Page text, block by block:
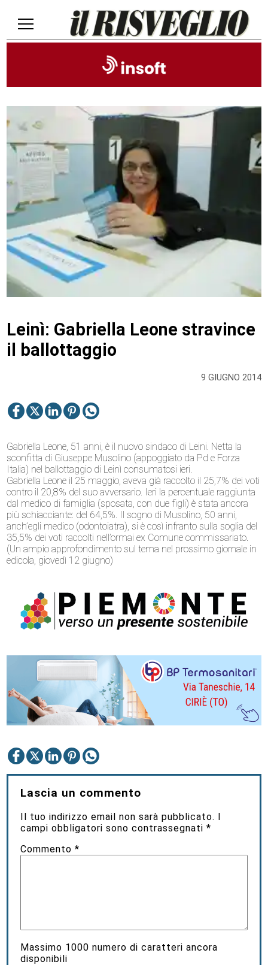
9 GIUGNO 2014
Leinì: Gabriella Leone stravince
il ballottaggio
Gabriella Leone, 51 anni, è il nuovo sindaco di Leini. Netta la
sconfitta di Giuseppe Musolino (appoggiato da Pd e Forza
Italia) nel ballottaggio di Leinì consumatosi ieri.
Gabriella Leone il 25 maggio, aveva già raccolto il 25,7% dei voti
contro il 20,8% del suo avversario. Ieri la percentuale raggiunta
dal medico di famiglia (sposata, con due figli) è stata ancora
più schiacciante: del 64,5%. Il sogno di Musolino, 50 anni,
anch’egli medico (odontoiatra), si è così infranto sulla soglia del
35,5% dei voti raccolti nell’ormai ex Comune commissariato.
(Un ampio approfondimento sul tema nel prossimo giornale in
edicola, giovedì 12 giugno)
Lascia un commento
Il tuo indirizzo email non sarà pubblicato. I
campi obbligatori sono contrassegnati*
Commento*
Massimo 1000 numero di caratteri ancora
disponibili